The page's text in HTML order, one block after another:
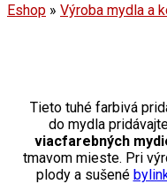
Eshop » Výroba mydla a
Tieto tuhé farbivá
do mydla
viacfarebných
tmavom mieste. Pri
plody a sušené